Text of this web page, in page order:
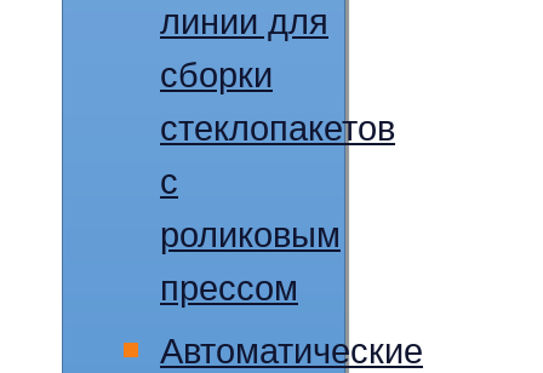
линии для
сборки
стеклопакетов
с
роликовым
прессом
Автоматические